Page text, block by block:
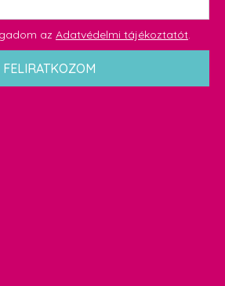
az Adatvédelmi tájékoztatót.
FELIRATKOZOM